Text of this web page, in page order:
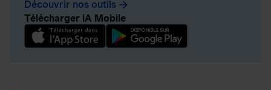
Découvrir nos outils arrow_forward
Télécharger iA Mobile